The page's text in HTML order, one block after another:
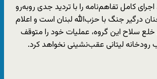
کامل تفاهم‌نامه را با تردید جدی روبه‌رو
درگیر جنگ با حزب‌الله لبنان است و اعلام
سلاح این گروه، عملیات خود را متوقف
رودخانه لیتانی عقب‌نشینی نخواهد کرد.